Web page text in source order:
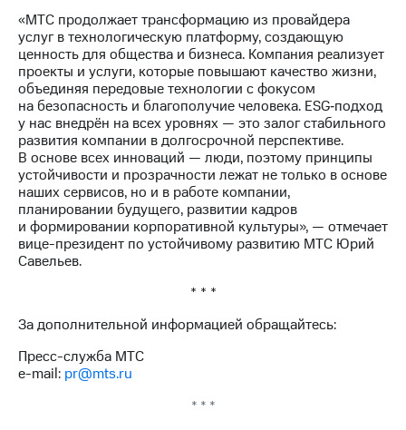
«МТС продолжает трансформацию из провайдера
услуг в технологическую платформу, создающую
ценность для общества и бизнеса. Компания реализует
проекты и услуги, которые повышают качество жизни,
объединяя передовые технологии с фокусом
на безопасность и благополучие человека. ESG‑подход
у нас внедрён на всех уровнях — это залог стабильного
развития компании в долгосрочной перспективе.
В основе всех инноваций — люди, поэтому принципы
устойчивости и прозрачности лежат не только в основе
наших сервисов, но и в работе компании,
планировании будущего, развитии кадров
и формировании корпоративной культуры», — отмечает
вице-президент по устойчивому развитию МТС Юрий
Савельев.
* * *
За дополнительной информацией обращайтесь:
Пресс-служба МТС
e-mail: pr@mts.ru
* * *